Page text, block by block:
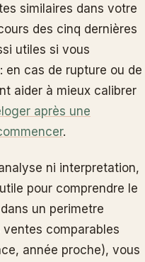
similaires dans votre
des cinq dernières
utiles si vous
en cas de rupture ou de
aider à mieux calibrer
après une
.
ni interpretation,
pour comprendre le
un perimetre
comparables
année proche), vous